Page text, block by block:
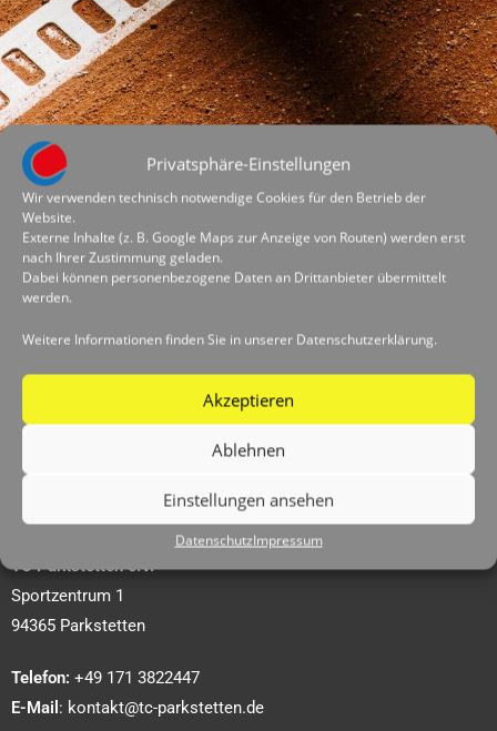
Privatsphäre-Einstellungen
Wir verwenden technisch notwendige Cookies für den Betrieb der
Website.
Externe Inhalte (z. B. Google Maps zur Anzeige von Routen) werden erst
nach Ihrer Zustimmung geladen.
Dabei können personenbezogene Daten an Drittanbieter übermittelt
werden.
Weitere Informationen finden Sie in unserer Datenschutzerklärung.
Akzeptieren
Ablehnen
Einstellungen ansehen
DatenschutzImpressum
Impressum
TC Parkstetten e.V.
Sportzentrum 1
94365 Parkstetten
Telefon: +49 171 3822447
E-Mail : kontakt@tc-parkstetten.de